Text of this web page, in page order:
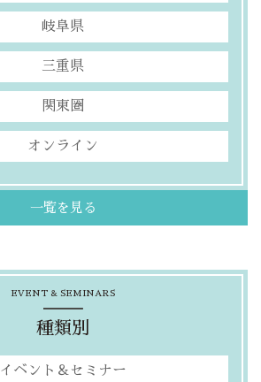
岐阜県
三重県
関東圏
オンライン
一覧を見る
EVENT & SEMINARS
種類別
イベント＆セミナー